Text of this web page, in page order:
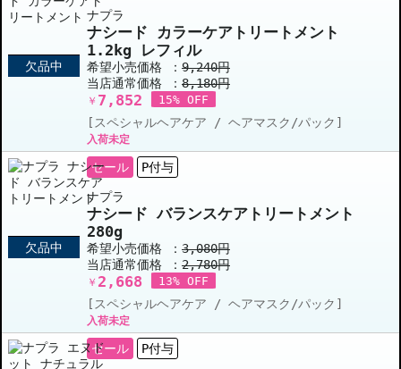
欠品中
ナプラ
ナシード カラーケアトリートメント
1.2kg レフィル
希望小売価格 ： 9,240円
当店通常価格 ： 8,180円
￥ 7,852 15% OFF
[スペシャルヘアケア / ヘアマスク/パック]
入荷未定
欠品中
セール P付与
ナプラ
ナシード バランスケアトリートメント
280g
希望小売価格 ： 3,080円
当店通常価格 ： 2,780円
￥ 2,668 13% OFF
[スペシャルヘアケア / ヘアマスク/パック]
入荷未定
セール P付与